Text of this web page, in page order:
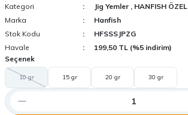
Kategori
Jig Yemler , HANFISH ÖZEL
Marka
Hanfish
Stok Kodu
HFSSSJPZG
Havale
199,50 TL (%5 indirim)
Seçenek
10 gr 15 gr 20 gr 30 gr